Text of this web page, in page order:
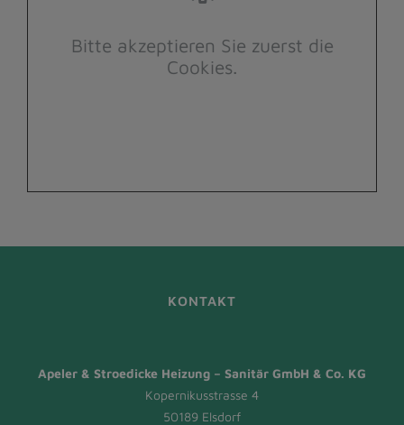
Bitte akzeptieren Sie zuerst die
Cookies.
KONTAKT
Apeler & Stroedicke Heizung – Sanitär GmbH & Co. KG
Kopernikusstrasse 4
50189 Elsdorf